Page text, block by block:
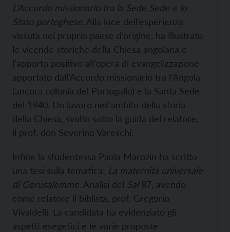
L’Accordo missionario tra la Sede Sede e lo
Stato portoghese. Alla luce dell’esperienza
vissuta nel proprio paese d’origine, ha illustrato
le vicende storiche della Chiesa angolana e
l’apporto positivo all’opera di evangelizzazione
apportato dall’Accordo missionario tra l’Angola
(ancora colonia del Portogallo) e la Santa Sede
del 1940. Un lavoro nell’ambito della storia
della Chiesa, svolto sotto la guida del relatore,
il prof. don Severino Vareschi.
Infine la studentessa Paola Marozin ha scritto
una tesi sulla tematica: La maternità universale
di Gerusalemme. Analisi del Sal87, avendo
come relatore il biblista, prof. Gregorio
Vivaldelli. La candidata ha evidenziato gli
aspetti esegetici e le varie proposte